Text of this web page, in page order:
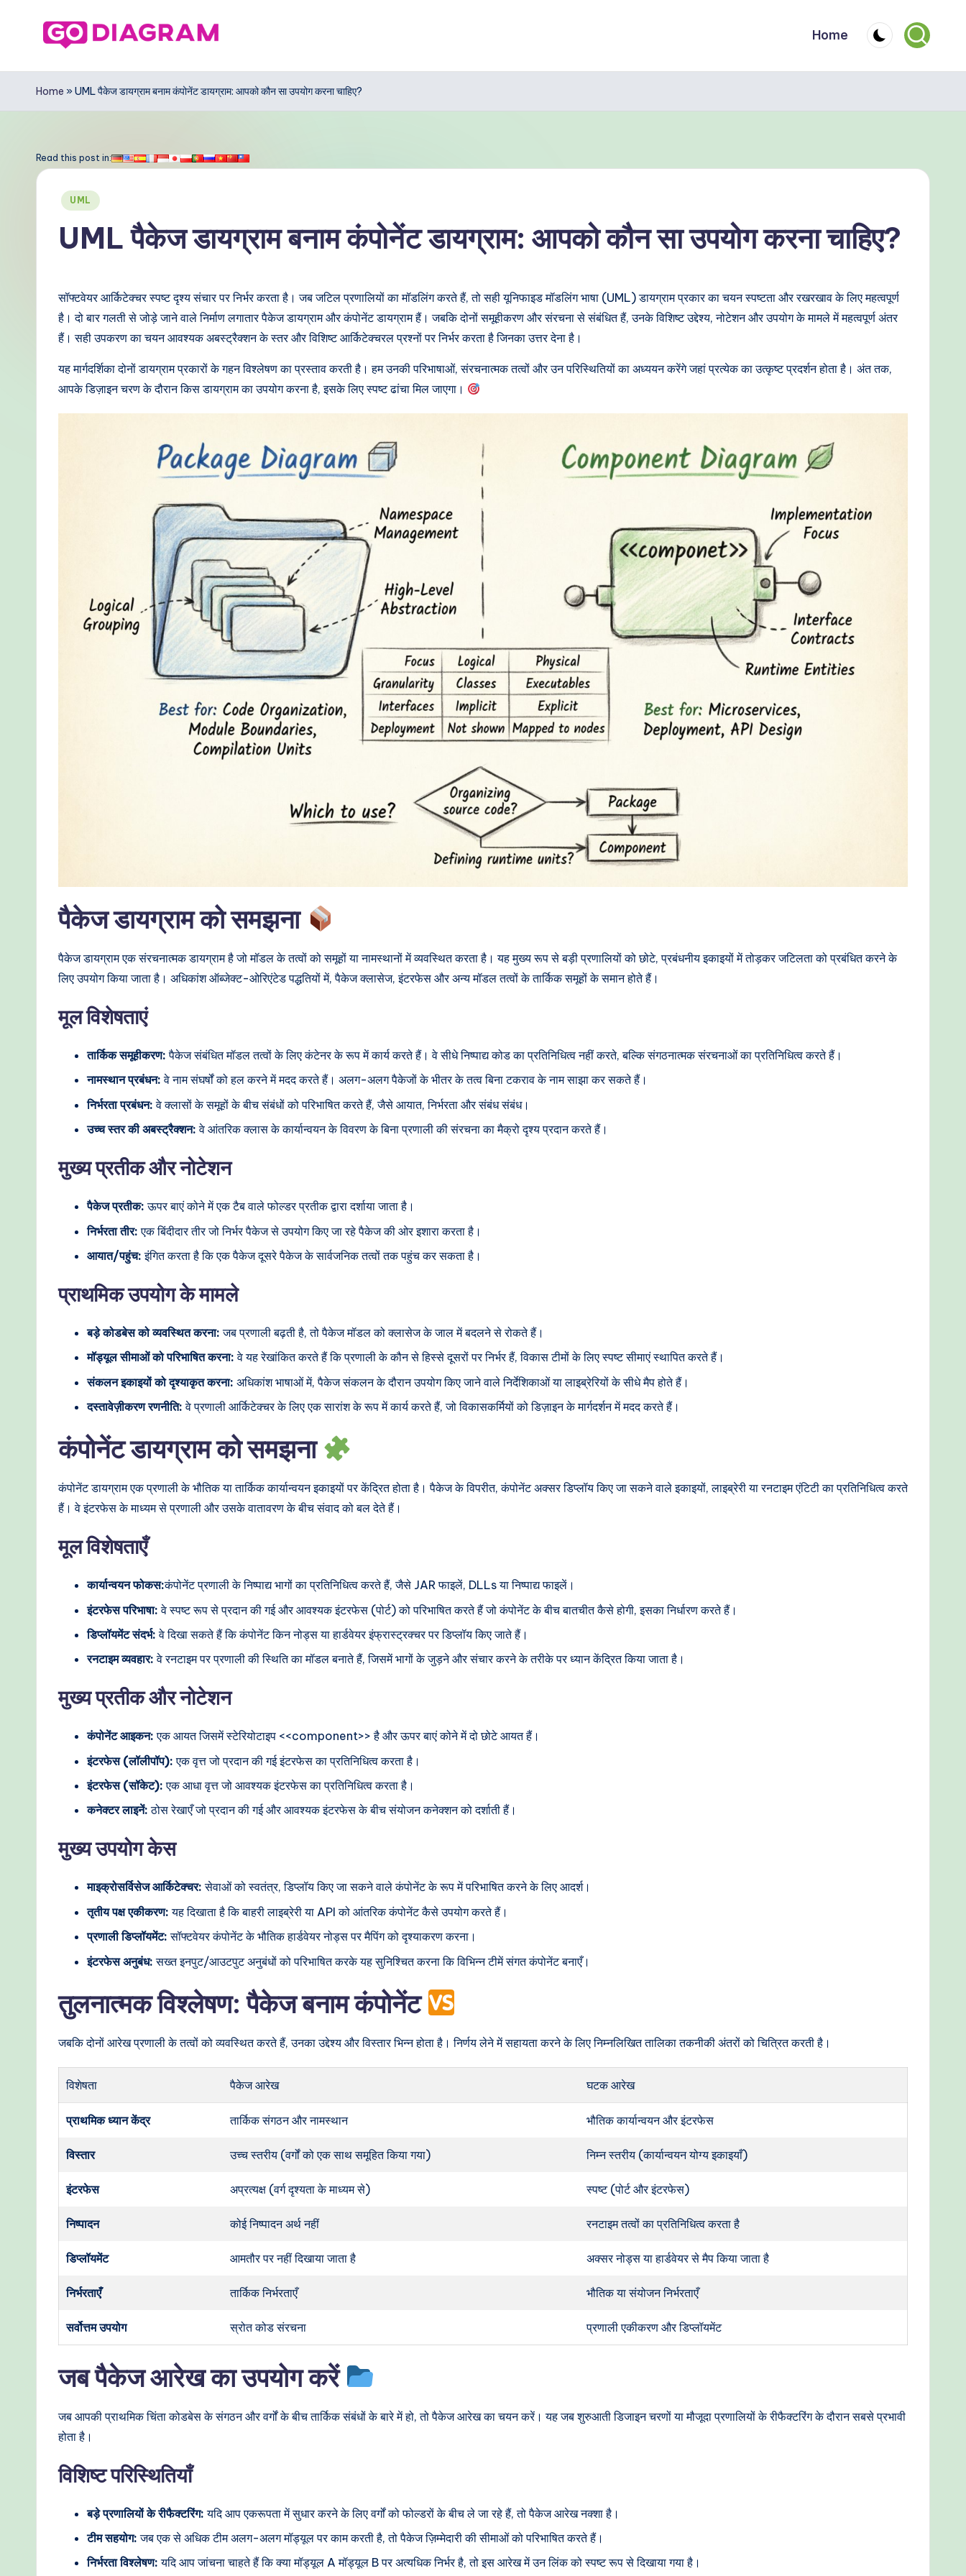
G
o
ia
In
di
&
Home
Home » UML पैकेज डायग्राम बनाम कंपोनेंट डायग्राम: आपको कौन सा उपयोग करना चाहिए?
Read this post in:
Posted
UML
UML पैकेज डायग्राम बनाम कंपोनेंट डायग्राम: आपको कौन सा उपयोग करना चाहिए?
सॉफ्टवेयर आर्किटेक्चर स्पष्ट दृश्य संचार पर निर्भर करता है। जब जटिल प्रणालियों का मॉडलिंग करते हैं, तो सही यूनिफाइड मॉडलिंग भाषा (UML) डायग्राम प्रकार का चयन स्पष्टता और रखरखाव के लिए महत्वपूर्ण
है। दो बार गलती से जोड़े जाने वाले निर्माण लगातार पैकेज डायग्राम और कंपोनेंट डायग्राम हैं। जबकि दोनों समूहीकरण और संरचना से संबंधित हैं, उनके विशिष्ट उद्देश्य, नोटेशन और उपयोग के मामले में महत्वपूर्ण अंतर
हैं। सही उपकरण का चयन आवश्यक अबस्ट्रैक्शन के स्तर और विशिष्ट आर्किटेक्चरल प्रश्नों पर निर्भर करता है जिनका उत्तर देना है।
यह मार्गदर्शिका दोनों डायग्राम प्रकारों के गहन विश्लेषण का प्रस्ताव करती है। हम उनकी परिभाषाओं, संरचनात्मक तत्वों और उन परिस्थितियों का अध्ययन करेंगे जहां प्रत्येक का उत्कृष्ट प्रदर्शन होता है। अंत तक,
आपके डिज़ाइन चरण के दौरान किस डायग्राम का उपयोग करना है, इसके लिए स्पष्ट ढांचा मिल जाएगा।
पैकेज डायग्राम को समझना
पैकेज डायग्राम एक संरचनात्मक डायग्राम है जो मॉडल के तत्वों को समूहों या नामस्थानों में व्यवस्थित करता है। यह मुख्य रूप से बड़ी प्रणालियों को छोटे, प्रबंधनीय इकाइयों में तोड़कर जटिलता को प्रबंधित करने के
लिए उपयोग किया जाता है। अधिकांश ऑब्जेक्ट-ओरिएंटेड पद्धतियों में, पैकेज क्लासेज, इंटरफेस और अन्य मॉडल तत्वों के तार्किक समूहों के समान होते हैं।
मूल विशेषताएं
तार्किक समूहीकरण: पैकेज संबंधित मॉडल तत्वों के लिए कंटेनर के रूप में कार्य करते हैं। वे सीधे निष्पाद्य कोड का प्रतिनिधित्व नहीं करते, बल्कि संगठनात्मक संरचनाओं का प्रतिनिधित्व करते हैं।
नामस्थान प्रबंधन: वे नाम संघर्षों को हल करने में मदद करते हैं। अलग-अलग पैकेजों के भीतर के तत्व बिना टकराव के नाम साझा कर सकते हैं।
निर्भरता प्रबंधन: वे क्लासों के समूहों के बीच संबंधों को परिभाषित करते हैं, जैसे आयात, निर्भरता और संबंध संबंध।
उच्च स्तर की अबस्ट्रैक्शन: वे आंतरिक क्लास के कार्यान्वयन के विवरण के बिना प्रणाली की संरचना का मैक्रो दृश्य प्रदान करते हैं।
मुख्य प्रतीक और नोटेशन
पैकेज प्रतीक: ऊपर बाएं कोने में एक टैब वाले फोल्डर प्रतीक द्वारा दर्शाया जाता है।
निर्भरता तीर: एक बिंदीदार तीर जो निर्भर पैकेज से उपयोग किए जा रहे पैकेज की ओर इशारा करता है।
आयात/पहुंच: इंगित करता है कि एक पैकेज दूसरे पैकेज के सार्वजनिक तत्वों तक पहुंच कर सकता है।
प्राथमिक उपयोग के मामले
बड़े कोडबेस को व्यवस्थित करना: जब प्रणाली बढ़ती है, तो पैकेज मॉडल को क्लासेज के जाल में बदलने से रोकते हैं।
मॉड्यूल सीमाओं को परिभाषित करना: वे यह रेखांकित करते हैं कि प्रणाली के कौन से हिस्से दूसरों पर निर्भर हैं, विकास टीमों के लिए स्पष्ट सीमाएं स्थापित करते हैं।
संकलन इकाइयों को दृश्याकृत करना: अधिकांश भाषाओं में, पैकेज संकलन के दौरान उपयोग किए जाने वाले निर्देशिकाओं या लाइब्रेरियों के सीधे मैप होते हैं।
दस्तावेज़ीकरण रणनीति: वे प्रणाली आर्किटेक्चर के लिए एक सारांश के रूप में कार्य करते हैं, जो विकासकर्मियों को डिज़ाइन के मार्गदर्शन में मदद करते हैं।
कंपोनेंट डायग्राम को समझना
कंपोनेंट डायग्राम एक प्रणाली के भौतिक या तार्किक कार्यान्वयन इकाइयों पर केंद्रित होता है। पैकेज के विपरीत, कंपोनेंट अक्सर डिप्लॉय किए जा सकने वाले इकाइयों, लाइब्रेरी या रनटाइम एंटिटी का प्रतिनिधित्व करते
हैं। वे इंटरफेस के माध्यम से प्रणाली और उसके वातावरण के बीच संवाद को बल देते हैं।
मूल विशेषताएँ
कार्यान्वयन फोकस:कंपोनेंट प्रणाली के निष्पाद्य भागों का प्रतिनिधित्व करते हैं, जैसे JAR फाइलें, DLLs या निष्पाद्य फाइलें।
इंटरफेस परिभाषा: वे स्पष्ट रूप से प्रदान की गई और आवश्यक इंटरफेस (पोर्ट) को परिभाषित करते हैं जो कंपोनेंट के बीच बातचीत कैसे होगी, इसका निर्धारण करते हैं।
डिप्लॉयमेंट संदर्भ: वे दिखा सकते हैं कि कंपोनेंट किन नोड्स या हार्डवेयर इंफ्रास्ट्रक्चर पर डिप्लॉय किए जाते हैं।
रनटाइम व्यवहार: वे रनटाइम पर प्रणाली की स्थिति का मॉडल बनाते हैं, जिसमें भागों के जुड़ने और संचार करने के तरीके पर ध्यान केंद्रित किया जाता है।
मुख्य प्रतीक और नोटेशन
कंपोनेंट आइकन: एक आयत जिसमें स्टेरियोटाइप <<component>> है और ऊपर बाएं कोने में दो छोटे आयत हैं।
इंटरफेस (लॉलीपॉप): एक वृत्त जो प्रदान की गई इंटरफेस का प्रतिनिधित्व करता है।
इंटरफेस (सॉकेट): एक आधा वृत्त जो आवश्यक इंटरफेस का प्रतिनिधित्व करता है।
कनेक्टर लाइनें: ठोस रेखाएँ जो प्रदान की गई और आवश्यक इंटरफेस के बीच संयोजन कनेक्शन को दर्शाती हैं।
मुख्य उपयोग केस
माइक्रोसर्विसेज आर्किटेक्चर: सेवाओं को स्वतंत्र, डिप्लॉय किए जा सकने वाले कंपोनेंट के रूप में परिभाषित करने के लिए आदर्श।
तृतीय पक्ष एकीकरण: यह दिखाता है कि बाहरी लाइब्रेरी या API को आंतरिक कंपोनेंट कैसे उपयोग करते हैं।
प्रणाली डिप्लॉयमेंट: सॉफ्टवेयर कंपोनेंट के भौतिक हार्डवेयर नोड्स पर मैपिंग को दृश्याकरण करना।
इंटरफेस अनुबंध: सख्त इनपुट/आउटपुट अनुबंधों को परिभाषित करके यह सुनिश्चित करना कि विभिन्न टीमें संगत कंपोनेंट बनाएँ।
तुलनात्मक विश्लेषण: पैकेज बनाम कंपोनेंट
जबकि दोनों आरेख प्रणाली के तत्वों को व्यवस्थित करते हैं, उनका उद्देश्य और विस्तार भिन्न होता है। निर्णय लेने में सहायता करने के लिए निम्नलिखित तालिका तकनीकी अंतरों को चित्रित करती है।
विशेषता पैकेज आरेख घटक आरेख
प्राथमिक ध्यान केंद्र तार्किक संगठन और नामस्थान भौतिक कार्यान्वयन और इंटरफेस
विस्तार उच्च स्तरीय (वर्गों को एक साथ समूहित किया गया) निम्न स्तरीय (कार्यान्वयन योग्य इकाइयाँ)
इंटरफेस अप्रत्यक्ष (वर्ग दृश्यता के माध्यम से) स्पष्ट (पोर्ट और इंटरफेस)
निष्पादन कोई निष्पादन अर्थ नहीं रनटाइम तत्वों का प्रतिनिधित्व करता है
डिप्लॉयमेंट आमतौर पर नहीं दिखाया जाता है अक्सर नोड्स या हार्डवेयर से मैप किया जाता है
निर्भरताएँ तार्किक निर्भरताएँ भौतिक या संयोजन निर्भरताएँ
सर्वोत्तम उपयोग स्रोत कोड संरचना प्रणाली एकीकरण और डिप्लॉयमेंट
जब पैकेज आरेख का उपयोग करें
जब आपकी प्राथमिक चिंता कोडबेस के संगठन और वर्गों के बीच तार्किक संबंधों के बारे में हो, तो पैकेज आरेख का चयन करें। यह जब शुरुआती डिजाइन चरणों या मौजूदा प्रणालियों के रीफैक्टरिंग के दौरान सबसे प्रभावी
होता है।
विशिष्ट परिस्थितियाँ
बड़े प्रणालियों के रीफैक्टरिंग: यदि आप एकरूपता में सुधार करने के लिए वर्गों को फोल्डरों के बीच ले जा रहे हैं, तो पैकेज आरेख नक्शा है।
टीम सहयोग: जब एक से अधिक टीम अलग-अलग मॉड्यूल पर काम करती है, तो पैकेज ज़िम्मेदारी की सीमाओं को परिभाषित करते हैं।
निर्भरता विश्लेषण: यदि आप जांचना चाहते हैं कि क्या मॉड्यूल A मॉड्यूल B पर अत्यधिक निर्भर है, तो इस आरेख में उन लिंक को स्पष्ट रूप से दिखाया गया है।